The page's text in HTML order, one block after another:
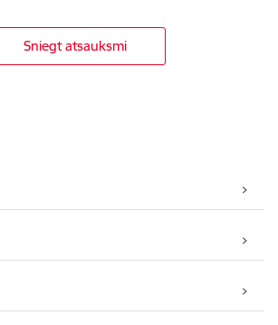
Sniegt atsauksmi